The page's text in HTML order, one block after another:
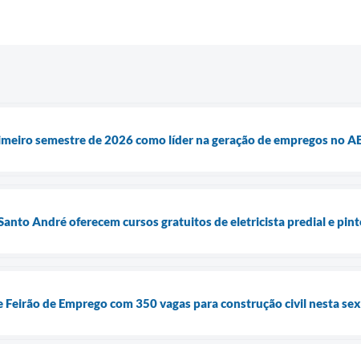
semestre de 2026 como líder na geração de empregos no
André oferecem cursos gratuitos de eletricista predial e
de Emprego com 350 vagas para construção civil nesta